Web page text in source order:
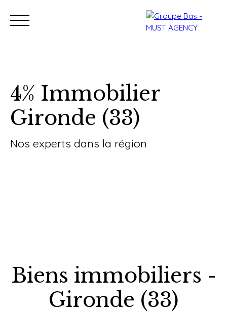
Nos bureaux Acheter Vendre
4% Immobilier
Gironde (33)
Nos experts dans la région
Biens immobiliers -
Gironde (33)